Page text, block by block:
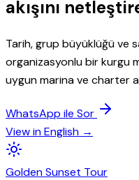
akışını
Tarih, grup büyüklüğü ve
organizasyonlu bir kurgu
uygun marina ve charter
WhatsApp ile Sor
View in English →
GoldenSunset Tour